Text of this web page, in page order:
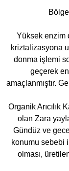
Yüksek enzim
kriztalizasyona
donma işlemi
geçerek
amaçlanmıştır.
Organik
olan Zara
Gündüz ve
konumu sebebi
olması,